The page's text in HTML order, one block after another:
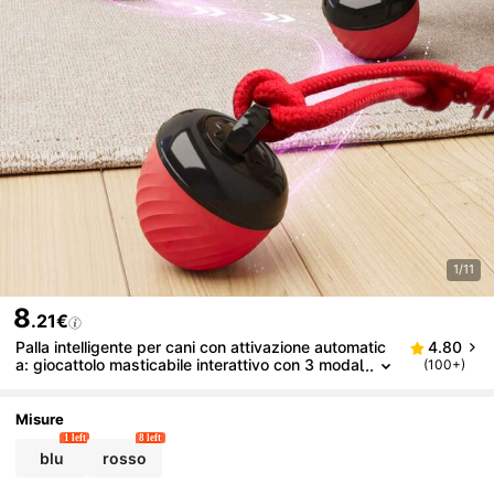
1/11
8.21€
Palla intelligente per cani con attivazione automatic
a: giocattolo masticabile interattivo con 3 modal
4.80
(100+)
Misure
blu
1 left
rosso
8 left